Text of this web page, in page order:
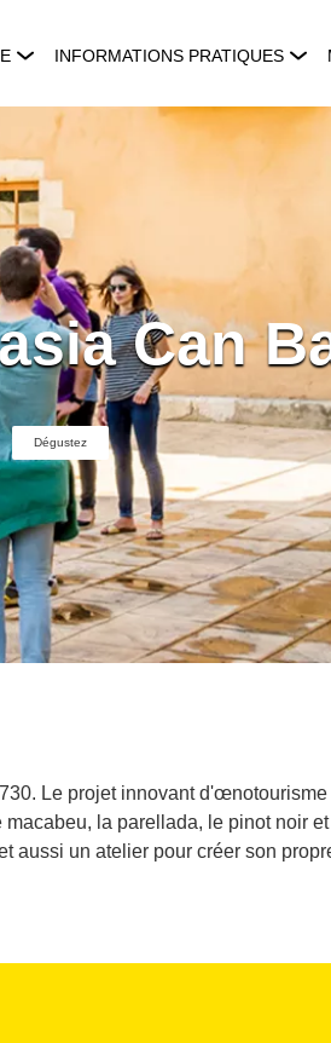
INFORMATIONS PRATIQUES
Can
Dégustez
Le projet innovant
la parellada, le pinot noir
aussi un atelier pour créer son